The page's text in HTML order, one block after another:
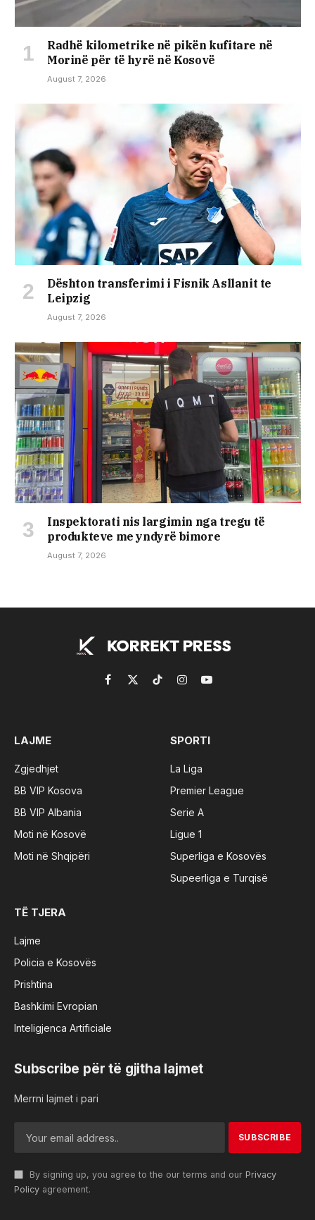
​Radhë kilometrike në pikën kufitare në
Morinë për të hyrë në Kosovë
August 7, 2026
Dështon transferimi i Fisnik Asllanit te
Leipzig
August 7, 2026
Inspektorati nis largimin nga tregu të
produkteve me yndyrë bimore
August 7, 2026
Facebook
X
TikTokInstagramYouTube
LAJME
Zgjedhjet
BB VIP Kosova
BB VIP Albania
Moti në Kosovë
Moti në Shqipëri
SPORTI
La Liga
Premier League
Serie A
Ligue 1
Superliga e Kosovës
Supeerliga e Turqisë
TË TJERA
Lajme
Policia e Kosovës
Prishtina
Bashkimi Evropian
Inteligjenca Artificiale
Subscribe për të gjitha lajmet
Merrni lajmet i pari
By signing up, you agree to the our terms and our Privacy
Policy agreement.